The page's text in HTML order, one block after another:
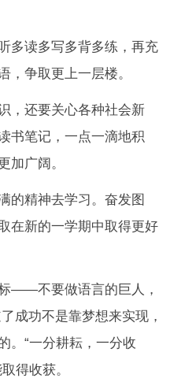
多读多写多背多练，再充
，争取更上一层楼。
，还要关心各种社会新
书笔记，一点一滴地积
加广阔。
的精神去学习。奋发图
在新的一学期中取得更好
——不要做语言的巨人，
成功不是靠梦想来实现，
。“一分耕耘，一分收
得收获。